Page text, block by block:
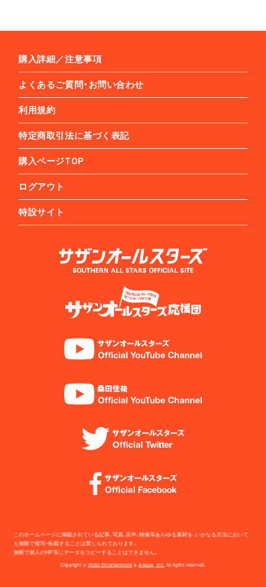
購入詳細／注意事項
よくあるご質問・お問い合わせ
利用規約
特定商取引法に基づく表記
購入ページTOP
ログアウト
特設サイト
このホームページに掲載されている記事、写真、音声、映像等あらゆる素材を、いかなる方法において
も無断で複写・転載することは禁じられております。
無断で個人のHP等にデータをコピーすることはできません。
Copyright ©Victor Entertainment &Amuse, Inc. All rights reserved.